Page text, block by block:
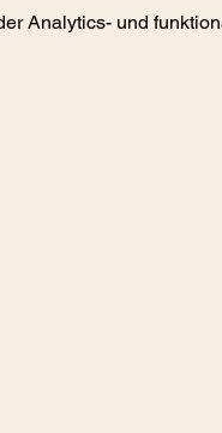
Analytics- und